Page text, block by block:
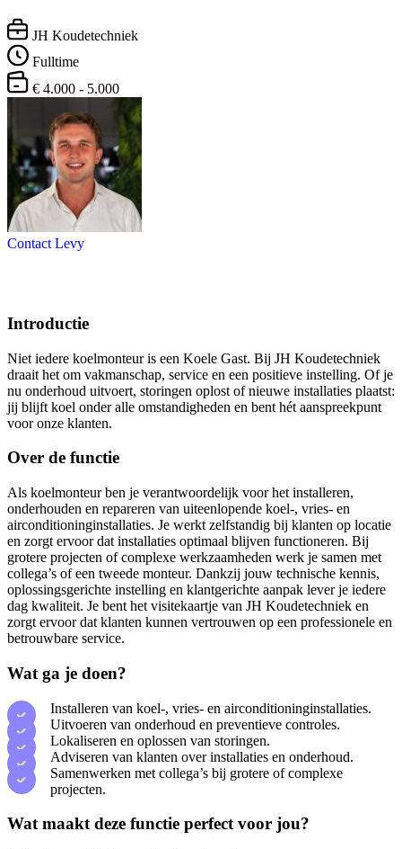
JH Koudetechniek
Fulltime
€ 4.000 - 5.000
Contact Levy
Introductie
Niet iedere koelmonteur is een Koele Gast. Bij JH Koudetechniek
draait het om vakmanschap, service en een positieve instelling. Of je
nu onderhoud uitvoert, storingen oplost of nieuwe installaties plaatst:
jij blijft koel onder alle omstandigheden en bent hét aanspreekpunt
voor onze klanten.
Over de functie
Als koelmonteur ben je verantwoordelijk voor het installeren,
onderhouden en repareren van uiteenlopende koel-, vries- en
airconditioninginstallaties. Je werkt zelfstandig bij klanten op locatie
en zorgt ervoor dat installaties optimaal blijven functioneren. Bij
grotere projecten of complexe werkzaamheden werk je samen met
collega’s of een tweede monteur. Dankzij jouw technische kennis,
oplossingsgerichte instelling en klantgerichte aanpak lever je iedere
dag kwaliteit. Je bent het visitekaartje van JH Koudetechniek en
zorgt ervoor dat klanten kunnen vertrouwen op een professionele en
betrouwbare service.
Wat ga je doen?
Installeren van koel-, vries- en airconditioninginstallaties.
Uitvoeren van onderhoud en preventieve controles.
Lokaliseren en oplossen van storingen.
Adviseren van klanten over installaties en onderhoud.
Samenwerken met collega’s bij grotere of complexe
projecten.
Wat maakt deze functie perfect voor jou?